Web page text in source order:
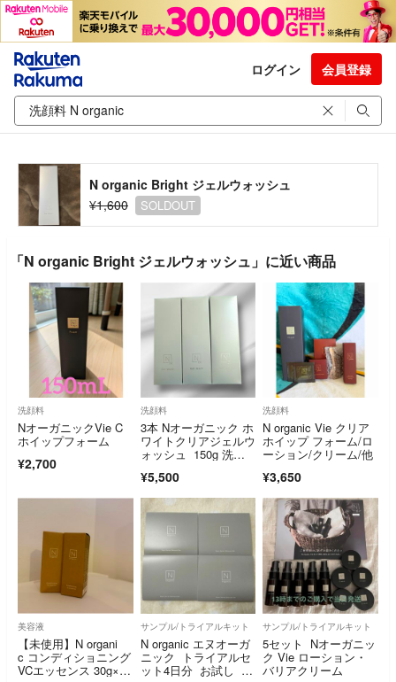
ログイン 会員登録
N organic Bright ジェルウォッシュ
¥1,600
SOLDOUT
「N organic Bright ジェルウォッシュ」に近い商品
洗顔料
NオーガニックVie C
ホイップフォーム
¥2,700
洗顔料
3本 Nオーガニック ホ
ワイトクリアジェルウ
ォッシュ 150g 洗顔
¥5,500
洗顔料
N organic Vie クリア
ホイップ フォーム/ロ
ーション/クリーム/他
¥3,650
美容液
【未使用】N organi
c コンディショニング
VCエッセンス 30g×2
サンプル/トライアルキット
N organic エヌオーガ
ニック トライアルセ
ット4日分 お試し ス
サンプル/トライアルキット
5セット Nオーガニッ
ク Vie ローション・
バリアクリーム